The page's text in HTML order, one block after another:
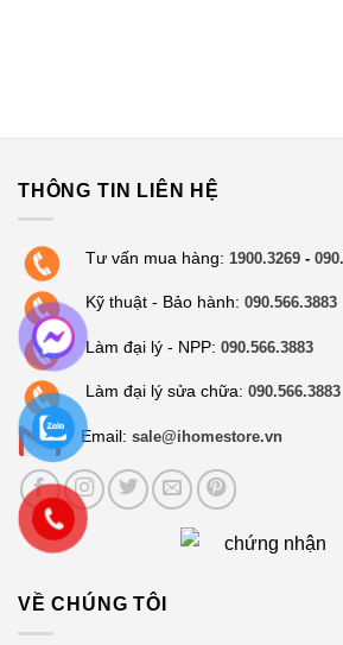
THÔNG TIN LIÊN HỆ
Tư vấn mua hàng: 1900.3269 -
Kỹ thuật - Bảo hành: 090.566.3883
Làm đại lý - NPP: 090.566.3883
Làm đại lý sửa chữa: 090.566.3883
Email: sale@ihomestore.vn
VỀ CHÚNG TÔI